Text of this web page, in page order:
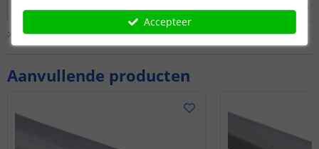
Aanvullende producten
zaterdag
Bekijk alle Vraag & antwoord
Accepteer